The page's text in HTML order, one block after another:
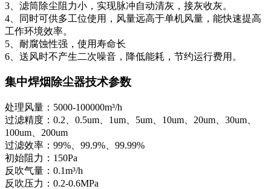
3、滤筒除尘阻力小，实现脉冲自动清灰，接灰收灰。
4、同时可供多工位使用，风量远高于单机风量，能快速提高
工作环境效率。
5、耐腐蚀性强，使用寿命长
6、送风时不产生二次噪音，降低能耗，节约运行费用。
集中焊烟除尘器技术参数
处理风量：5000-100000m³/h
过滤精度：0.2、0.5um、1um、5um、10um、20um、30um、
100um、200um
过滤效率：99%、99.9%、99.99%
初始阻力：150Pa
反吹气量：0.1m³/h
反吹压力：0.2-0.6MPa